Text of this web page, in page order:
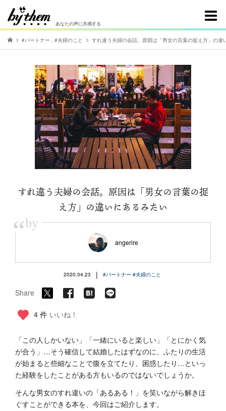
あなたの声に共感する
#パートナー , #夫婦のこと すれ違う夫婦の会話。原因は「男女の言葉の捉え方」の違
すれ違う夫婦の会話。原因は「男女の言葉の捉
え方」の違いにあるみたい
“by
angerire
2020.04.23 | #パートナー #夫婦のこと
Share
4 件 いいね！
「この人しかいない」「一緒にいると楽しい」「とにかく気
が合う」…そう確信して結婚したはずなのに、ふたりの生活
が始まると些細なことで腹を立てたり、困惑したり…といっ
た経験をしたことがある方もいるのではないでしょうか。
そんな男女のすれ違いの「あるある！」を笑いながら解きほ
ぐすことができる本を、今回はご紹介します。